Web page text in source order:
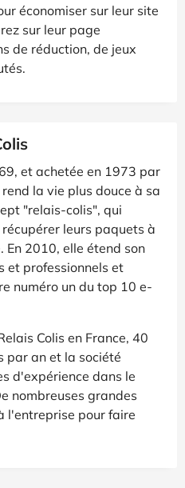
économiser sur leur site
sur leur page
de réduction, de jeux
et achetée en 1973 par
la vie plus douce à sa
"relais-colis", qui
leurs paquets à
En 2010, elle étend son
et professionnels et
numéro un du top 10 e-
Colis en France, 40
par an et la société
d'expérience dans le
nombreuses grandes
l'entreprise pour faire